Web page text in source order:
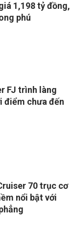
1,198 tỷ đồng,
phú
FJ trình làng
điểm chưa đến
70 trục cơ
nổi bật với